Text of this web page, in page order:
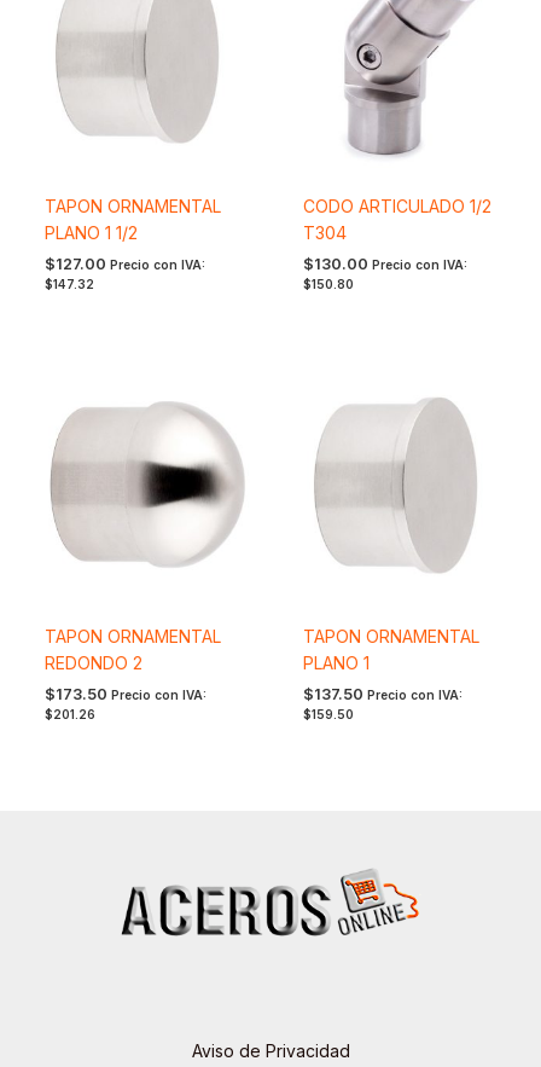
TAPON ORNAMENTAL
PLANO 1 1/2
$127.00 Precio con IVA:
$147.32
CODO ARTICULADO 1/2
T304
$130.00 Precio con IVA:
$150.80
TAPON ORNAMENTAL
REDONDO 2
$173.50 Precio con IVA:
$201.26
TAPON ORNAMENTAL
PLANO 1
$137.50 Precio con IVA:
$159.50
Aviso de Privacidad